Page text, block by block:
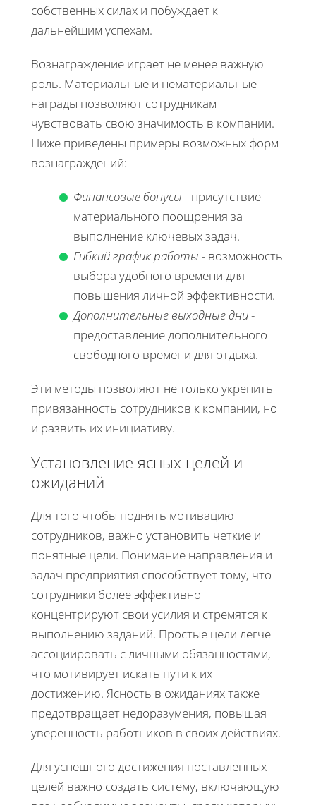
собственных силах и побуждает к
дальнейшим успехам.
Вознаграждение играет не менее важную
роль. Материальные и нематериальные
награды позволяют сотрудникам
чувствовать свою значимость в компании.
Ниже приведены примеры возможных форм
вознаграждений:
Финансовые бонусы - присутствие
материального поощрения за
выполнение ключевых задач.
Гибкий график работы - возможность
выбора удобного времени для
повышения личной эффективности.
Дополнительные выходные дни-
предоставление дополнительного
свободного времени для отдыха.
Эти методы позволяют не только укрепить
привязанность сотрудников к компании, но
и развить их инициативу.
Установление ясных целей и
ожиданий
Для того чтобы поднять мотивацию
сотрудников, важно установить четкие и
понятные цели. Понимание направления и
задач предприятия способствует тому, что
сотрудники более эффективно
концентрируют свои усилия и стремятся к
выполнению заданий. Простые цели легче
ассоциировать с личными обязанностями,
что мотивирует искать пути к их
достижению. Ясность в ожиданиях также
предотвращает недоразумения, повышая
уверенность работников в своих действиях.
Для успешного достижения поставленных
целей важно создать систему, включающую